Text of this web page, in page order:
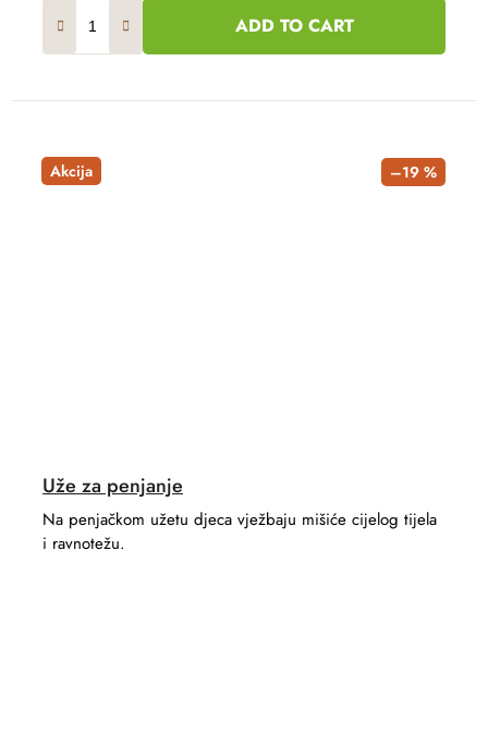
ADD TO CART
Akcija –19 %
Uže za penjanje
Na penjačkom užetu djeca vježbaju mišiće cijelog tijela
i ravnotežu.